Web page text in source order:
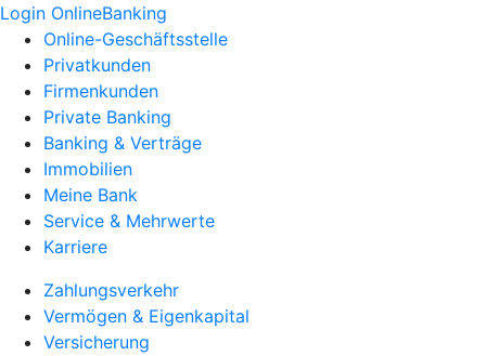
Login OnlineBanking
Online-Geschäftsstelle
Privatkunden
Firmenkunden
Private Banking
Banking & Verträge
Immobilien
Meine Bank
Service & Mehrwerte
Karriere
Zahlungsverkehr
Vermögen & Eigenkapital
Versicherung